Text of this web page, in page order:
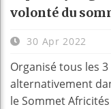
volonté du
30 Apr 2022
Organisé tous les
alternativement
le Sommet